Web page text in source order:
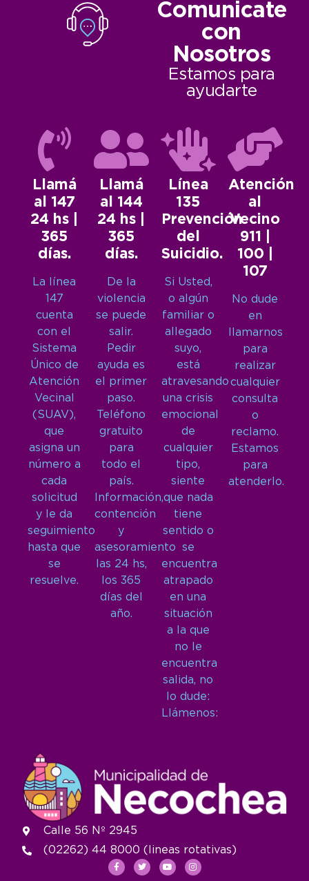
Comunicate
con
Nosotros
Estamos para
ayudarte
Llamá
al 147
24 hs |
365
días.
La línea
147
cuenta
con el
Sistema
Único de
Atención
Vecinal
(SUAV),
que
asigna un
número a
cada
solicitud
y le da
seguimiento
hasta que
se
resuelve.
Llamá
al 144
24 hs |
365
días.
De la
violencia
se puede
salir.
Pedir
ayuda es
el primer
paso.
Teléfono
gratuito
para
todo el
país.
Información,
contención
y
asesoramiento
las 24 hs,
los 365
días del
año.
Línea
135
Prevención
del
Suicidio.
Si Usted,
o algún
familiar o
allegado
suyo,
está
atravesando
una crisis
emocional
de
cualquier
tipo,
siente
que nada
tiene
sentido o
se
encuentra
atrapado
en una
situación
a la que
no le
encuentra
salida, no
lo dude:
Llámenos:
Atención
al
Vecino
911 |
100 |
107
No dude
en
llamarnos
para
realizar
cualquier
consulta
o
reclamo.
Estamos
para
atenderlo.
Calle 56 Nº 2945
(02262) 44 8000 (lineas rotativas)